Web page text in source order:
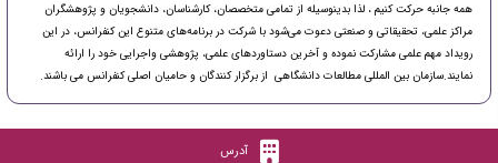
همه جانبه حرکت کنیم ، لذا بدینوسیله از تمامی متخصصان، کارشناسان، دانشجویان و پژوهشگران
مراکز علمی، تحقیقاتی و صنعتی دعوت می‌شود با شرکت در برنامه‌های متنوع این کنفرانس، در این
رویداد مهم علمی مشارکت نموده و آخرین دستاورد‌های علمی، پژوهشی واجرایی خود را ارائه
نمایند.سازمان بین المللی مطالعات دانشگاهی از برگزار کنندگان و حامیان اصلی کنفرانس می باشند.
آدرس